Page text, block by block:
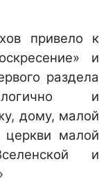
привело к
и
раздела
и
дому, малой
малой
и